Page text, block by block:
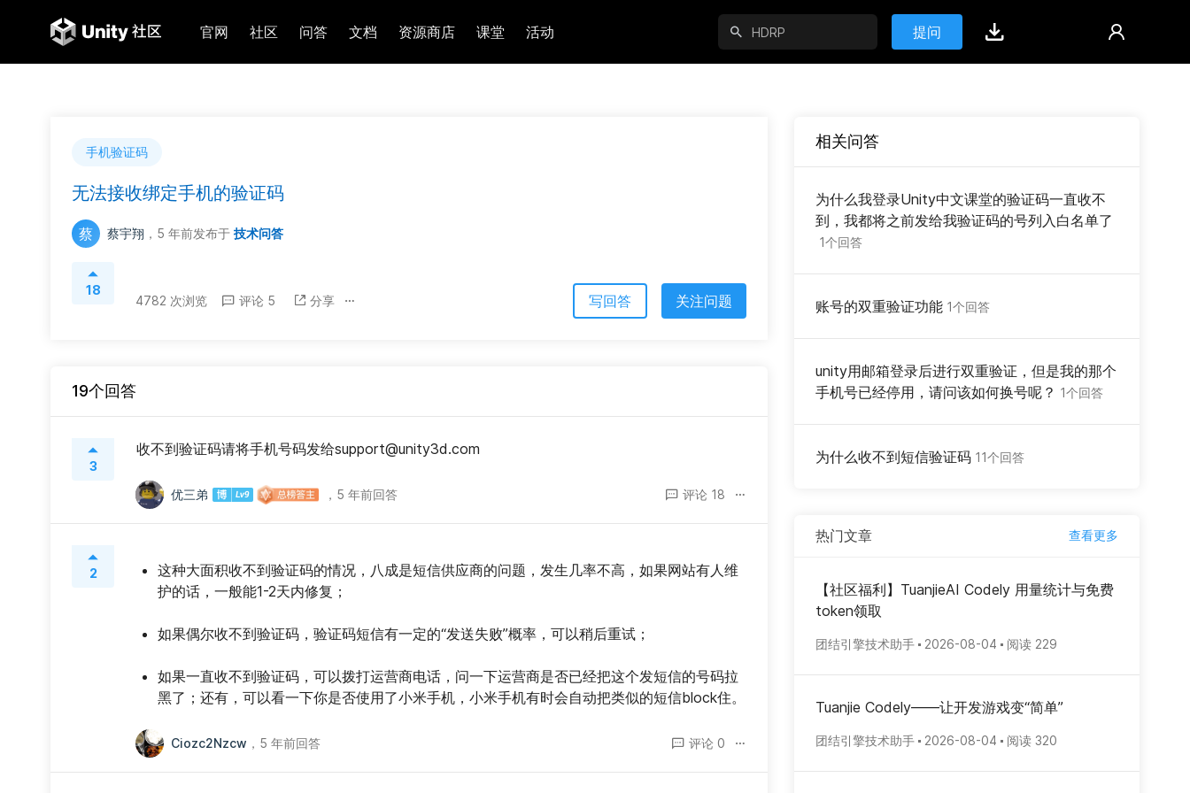
官网 社区 问答 文档 资源商店 课堂 活动 提问
手机验证码
无法接收绑定手机的验证码
蔡 蔡宇翔 ，5 年前发布于 技术问答
18
4782 次浏览 评论 5 分享 写回答 关注问题
19个回答
3
收不到验证码请将手机号码发给support@unity3d.com
优三弟 ， 5 年前回答 评论 18
2
这种大面积收不到验证码的情况，八成是短信供应商的问题，发生几率不高，如果网站有人维
护的话，一般能1-2天内修复；
如果偶尔收不到验证码，验证码短信有一定的“发送失败”概率，可以稍后重试；
如果一直收不到验证码，可以拨打运营商电话，问一下运营商是否已经把这个发短信的号码拉
黑了；还有，可以看一下你是否使用了小米手机，小米手机有时会自动把类似的短信block住。
Ciozc2Nzcw ， 5 年前回答 评论 0
相关问答
为什么我登录Unity中文课堂的验证码一直收不
到，我都将之前发给我验证码的号列入白名单了
1个回答
账号的双重验证功能 1个回答
unity用邮箱登录后进行双重验证，但是我的那个
手机号已经停用，请问该如何换号呢？ 1个回答
为什么收不到短信验证码 11个回答
热门文章 查看更多
【社区福利】TuanjieAI Codely 用量统计与免费
token领取
团结引擎技术助手 2026-08-04 阅读 229
Tuanjie Codely——让开发游戏变“简单”
团结引擎技术助手 2026-08-04 阅读 320